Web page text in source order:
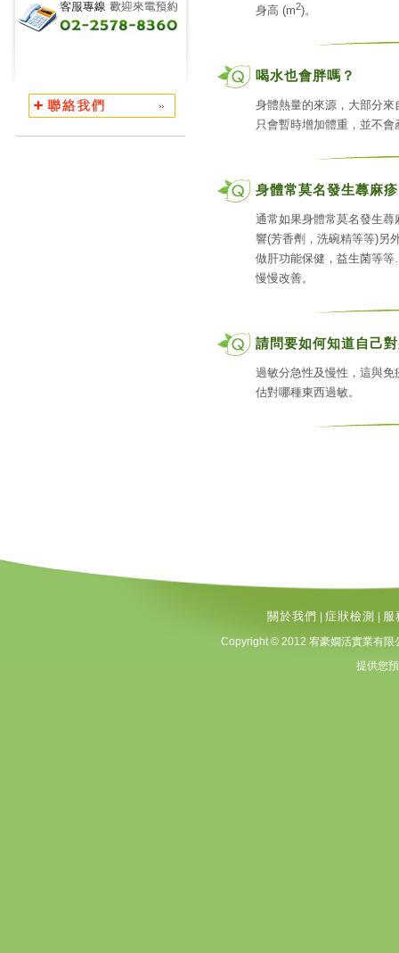
身高 (m2)。
喝水也會胖嗎？
身體熱量的來源，大部分
只會暫時增加體重，並不會
身體常莫名發生蕁麻
通常如果身體常莫名發生
響(芳香劑，洗碗精等等)另
做肝功能保健，益生菌等
慢慢改善。
請問要如何知道自己
過敏分急性及慢性，這與
估對哪種東西過敏。
關於我們 症狀檢測 服
Copyright © 2012 宥豪嫺活實業有
提供您